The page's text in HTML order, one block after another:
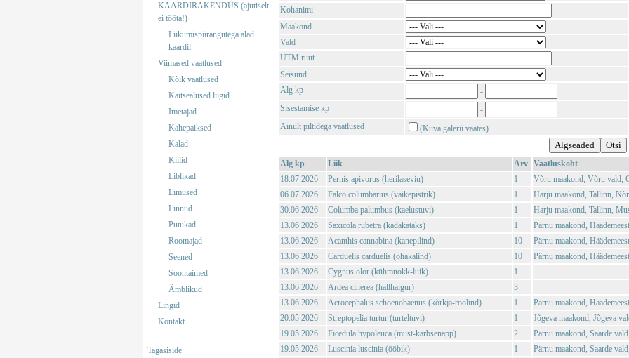
KAARDIRAKENDUS (ajutiselt
ei tööta!)
Liikumispiirangutega alad
kaardil
Viimased vaatlused
Kõik vaatlused
Kaitsealused liigid
Imetajad
Kahepaiksed
Kalad
Kiilid
Liblikad
Limused
Linnud
Putukad
Roomajad
Seened
Soontaimed
Ämblikud
Lingid
Kontakt
Tagasiside
Kohanimi
Maakond
Vald
UTM ruut
Seisund
Alg kp
-
Sisestamise kp
-
Ainult piltidega vaatlused
(Kuva galerii vaates)
Alg kp Liik Arv
Vaatluskoht
18.07 2026
Pernis apivorus (herilaseviu) 1
Võru maakond, Võru vald,
06.07 2026
Falco columbarius (väikepistrik) 1
Harju maakond, Tallinn,
30.06 2026
Columba palumbus (kaelustuvi) 1
Harju maakond, Tallinn,
13.06 2026
Saxicola rubetra (kadakatäks) 1
Pärnu maakond,
13.06 2026
Acanthis cannabina (kanepilind) 10
Pärnu maakond,
13.06 2026
Carduelis carduelis (ohakalind) 10
Pärnu maakond,
13.06 2026
Cygnus olor (kühmnokk-luik)
1
13.06 2026
Ardea cinerea (hallhaigur)
3
13.06 2026
Acrocephalus schoenobaenus (kõrkja-roolind) 1
Pärnu maakond,
20.05 2026
Streptopelia turtur (turteltuvi) 1
Jõgeva maakond, Jõgeva
19.05 2026
Ficedula hypoleuca (must-kärbsenäpp) 2
Pärnu maakond, Saarde
19.05 2026
Luscinia luscinia (ööbik) 1 Pärnu maakond, Saarde